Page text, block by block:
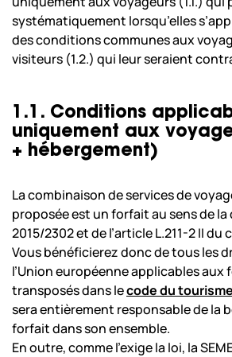
systématiquement lorsqu’elles
des conditions communes aux
visiteurs (1.2.) qui leur seraient
1.1. Conditions
uniquement aux
+ hébergement)
La combinaison de services de
proposée est un forfait au sens de la
2015/2302 et de l’article L.211-2 II
Vous bénéficierez donc de tous les
l’Union européenne applicables
transposés dans lecode du tourisme
sera entièrement responsable de la
forfait dans son ensemble.
En outre, comme l’exige la loi, la